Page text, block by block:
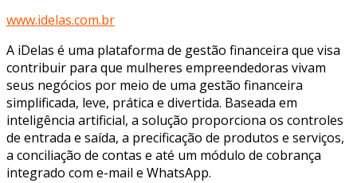
www.idelas.com.br
A iDelas é uma plataforma de gestão financeira que visa
contribuir para que mulheres empreendedoras vivam
seus negócios por meio de uma gestão financeira
simplificada, leve, prática e divertida. Baseada em
inteligência artificial, a solução proporciona os controles
de entrada e saída, a precificação de produtos e serviços,
a conciliação de contas e até um módulo de cobrança
integrado com e-mail e WhatsApp.